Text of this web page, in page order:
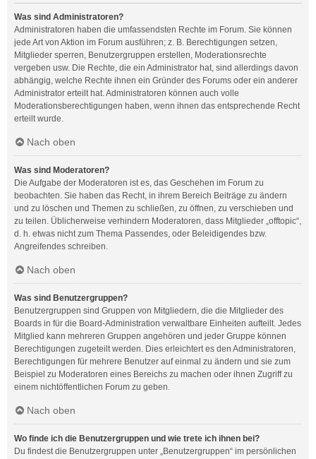
Was sind Administratoren?
Administratoren haben die umfassendsten Rechte im Forum. Sie können
jede Art von Aktion im Forum ausführen; z. B. Berechtigungen setzen,
Mitglieder sperren, Benutzergruppen erstellen, Moderationsrechte
vergeben usw. Die Rechte, die ein Administrator hat, sind allerdings davon
abhängig, welche Rechte ihnen ein Gründer des Forums oder ein anderer
Administrator erteilt hat. Administratoren können auch volle
Moderationsberechtigungen haben, wenn ihnen das entsprechende Recht
erteilt wurde.
Nach oben
Was sind Moderatoren?
Die Aufgabe der Moderatoren ist es, das Geschehen im Forum zu
beobachten. Sie haben das Recht, in ihrem Bereich Beiträge zu ändern
und zu löschen und Themen zu schließen, zu öffnen, zu verschieben und
zu teilen. Üblicherweise verhindern Moderatoren, dass Mitglieder „offtopic“,
d. h. etwas nicht zum Thema Passendes, oder Beleidigendes bzw.
Angreifendes schreiben.
Nach oben
Was sind Benutzergruppen?
Benutzergruppen sind Gruppen von Mitgliedern, die die Mitglieder des
Boards in für die Board-Administration verwaltbare Einheiten aufteilt. Jedes
Mitglied kann mehreren Gruppen angehören und jeder Gruppe können
Berechtigungen zugeteilt werden. Dies erleichtert es den Administratoren,
Berechtigungen für mehrere Benutzer auf einmal zu ändern und sie zum
Beispiel zu Moderatoren eines Bereichs zu machen oder ihnen Zugriff zu
einem nichtöffentlichen Forum zu geben.
Nach oben
Wo finde ich die Benutzergruppen und wie trete ich ihnen bei?
Du findest die Benutzergruppen unter „Benutzergruppen“ im persönlichen